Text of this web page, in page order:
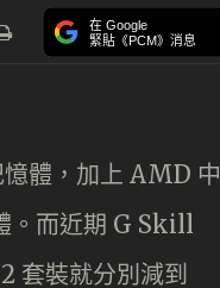
在 Google
緊貼《PCM》消息
體，加上 AMD 中
。而近期 G Skill
套裝就分別減到